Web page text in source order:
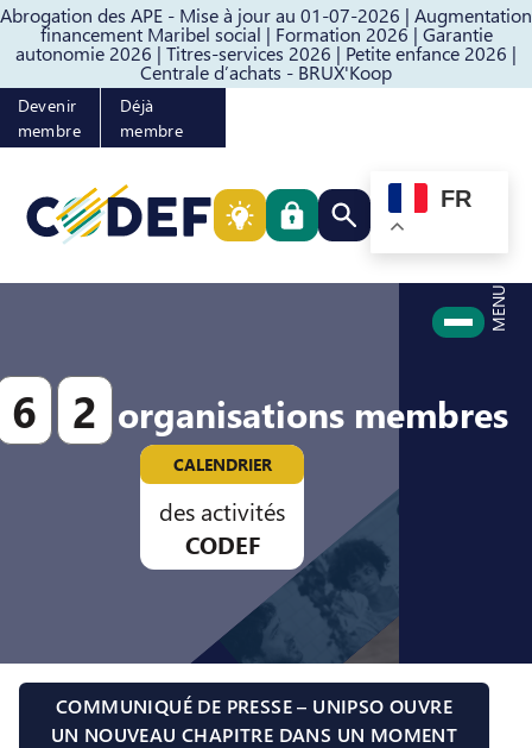
Abrogation des APE - Mise à jour au 01-07-2026 | Augmentation
financement Maribel social | Formation 2026 | Garantie
autonomie 2026 | Titres-services 2026 | Petite enfance 2026 |
Centrale d’achats - BRUX'Koop
Passer au contenuPasser au pied de page
Devenir
membre
Déjà
membre
Rechercher quelque
FR
MENU
6 2 organisations membres
CALENDRIER
des activités
CODEF
COMMUNIQUÉ DE PRESSE – UNIPSO OUVRE
UN NOUVEAU CHAPITRE DANS UN MOMENT